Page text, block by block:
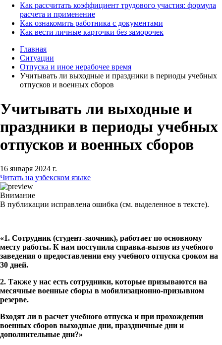
Как рассчитать коэффициент трудового участия: формула
расчета и применение
Как ознакомить работника с документами
Как вести личные карточки без заморочек
Главная
Ситуации
Отпуска и иное нерабочее время
Учитывать ли выходные и праздники в периоды учебных
отпусков и военных сборов
Учитывать ли выходные и
праздники в периоды учебных
отпусков и военных сборов
16 января 2024 г.
Читать на узбекском языке
Внимание
В публикации исправлена ошибка (см. выделенное в тексте).
«1. Сотрудник (студент-заочник), работает по основному
месту работы. К нам поступила справка-вызов из учебного
заведения о предоставлении ему учебного отпуска сроком на
30 дней.
2. Также у нас есть сотрудники, которые призываются на
месячные военные сборы в мобилизационно-призывном
резерве.
Входят ли в расчет учебного отпуска и при прохождении
военных сборов выходные дни, праздничные дни и
дополнительные дни?»